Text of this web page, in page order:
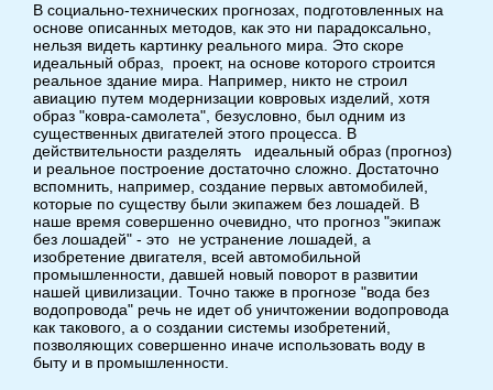
В социально-технических прогнозах, подготовленных на
основе описанных методов, как это ни парадоксально,
нельзя видеть картинку реального мира. Это скоре
идеальный образ, проект, на основе которого строится
реальное здание мира. Например, никто не строил
авиацию путем модернизации ковровых изделий, хотя
образ "ковра-самолета", безусловно, был одним из
существенных двигателей этого процесса. В
действительности разделять идеальный образ (прогноз)
и реальное построение достаточно сложно. Достаточно
вспомнить, например, создание первых автомобилей,
которые по существу были экипажем без лошадей. В
наше время совершенно очевидно, что прогноз "экипаж
без лошадей" - это не устранение лошадей, а
изобретение двигателя, всей автомобильной
промышленности, давшей новый поворот в развитии
нашей цивилизации. Точно также в прогнозе "вода без
водопровода" речь не идет об уничтожении водопровода
как такового, а о создании системы изобретений,
позволяющих совершенно иначе использовать воду в
быту и в промышленности.